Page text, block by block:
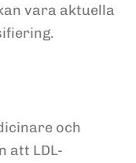
vara aktuella
och
att LDL-